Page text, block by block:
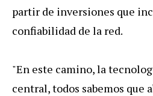
partir de inversiones que
confiabilidad de la red.
"En este camino, la
central, todos sabemos que